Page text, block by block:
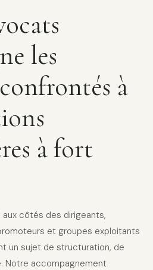
les
à
à fort
côtés des dirigeants,
et groupes exploitants
un sujet de structuration, de
Notre accompagnement